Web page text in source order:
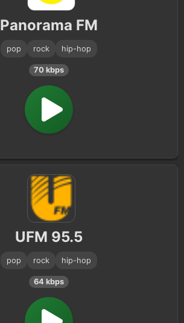
Panorama FM
pop rock hip-hop
70 kbps
UFM 95.5
pop rock hip-hop
64 kbps